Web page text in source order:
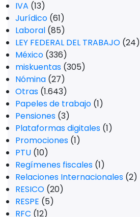
IVA (13)
Jurídico (61)
Laboral (85)
LEY FEDERAL DEL TRABAJO (24)
México (336)
miskuentas (305)
Nómina (27)
Otras (1.643)
Papeles de trabajo (1)
Pensiones (3)
Plataformas digitales (1)
Promociones (1)
PTU (10)
Regímenes fiscales (1)
Relaciones Internacionales (2)
RESICO (20)
RESPE (5)
RFC (12)